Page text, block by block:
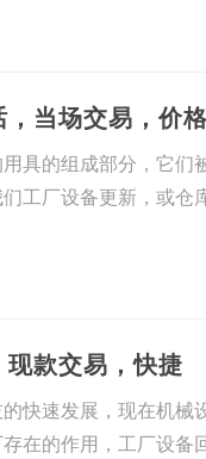
当场交易，价
具的组成部分，它们
工厂设备更新，或仓
款交易，快捷
快速发展，现在机
在的作用，工厂设备